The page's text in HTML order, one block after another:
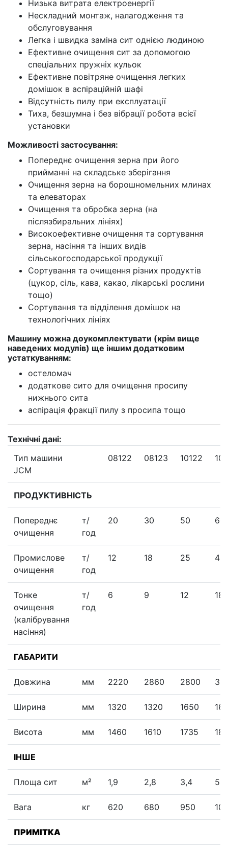
Низька витрата електроенергії
Нескладний монтаж, налагодження та
обслуговування
Легка і швидка заміна сит однією людиною
Ефективне очищення сит за допомогою
спеціальних пружніх кульок
Ефективне повітряне очищення легких
домішок в аспіраційній шафі
Відсутність пилу при експлуатації
Тиха, безшумна і без вібрації робота всієї
установки
Можливості застосування:
Попереднє очищення зерна при його
прийманні на складське зберігання
Очищення зерна на борошномельних млинах
та елеваторах
Очищення та обробка зерна (на
післязбиральних лініях)
Високоефективне очищення та сортування
зерна, насіння та інших видів
сільськогосподарської продукції
Сортування та очищення різних продуктів
(цукор, сіль, кава, какао, лікарські рослини
тощо)
Сортування та відділення домішок на
технологічних лініях
Машину можна доукомплектувати (крім вище
наведених модулів) ще іншим додатковим
устаткуванням:
остеломач
додаткове сито для очищення просипу
нижнього сита
аспірація фракції пилу з просипа тощо
Технічні дані:
Тип машини
JCM
08122 08123 10122
ПРОДУКТИВНІСТЬ
Попереднє
очищення
т/
год
20 30 50 60
Промислове
очищення
т/
год
12 18 25 40
Тонке
очищення
(калібрування
насіння)
т/
год
6 9 12 18
ГАБАРИТИ
Довжина мм 2220 2860 2800
Ширина мм 1320 1320 1650
Висота мм 1460 1610 1735
ІНШЕ
Площа сит м² 1,9 2,8 3,4 5,1
Вага кг 620 680 950
ПРИМІТКА